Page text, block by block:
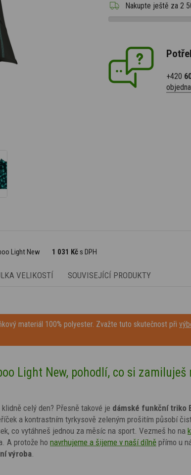
Nakupte ještě za 2
+420
Light New 1 031 Kčs DPH
VELIKOSTÍ SOUVISEJÍCÍ PRODUKTY
materiál 100% polyester. Zvažte tuto skutečnost při
Light New, pohodlí, co si zamiluješ
celý den? Přesně takové je dámské funkční triko
a kontrastním tyrkysově zeleným prošitím působí
co vytáhneš jednou za měsíc na sport. Vezmeš ho na
A protože ho navrhujeme a šijeme v naší dílně přímo u
výroba.